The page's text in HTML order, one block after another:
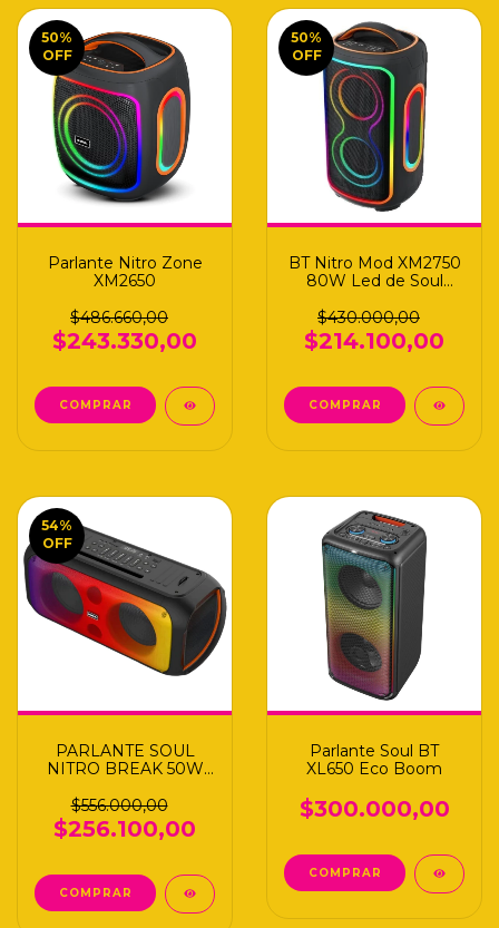
50%
OFF
Parlante Nitro Zone
XM2650
$486.660,00
$243.330,00
50%
OFF
BT Nitro Mod XM2750
80W Led de Soul
$430.000,00
$214.100,00
54%
OFF
PARLANTE SOUL
NITRO BREAK 50W
$556.000,00
$256.100,00
Parlante Soul BT
XL650 Eco Boom
$300.000,00